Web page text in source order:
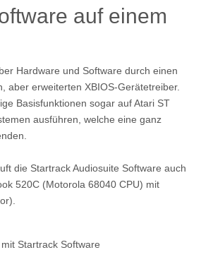
auf einem
Hardware und Software durch einen
aber erweiterten XBIOS-Gerätetreiber.
Basisfunktionen sogar auf Atari ST
ausführen, welche eine ganz
die Startrack Audiosuite Software auch
520C (Motorola 68040 CPU) mit
Startrack Software